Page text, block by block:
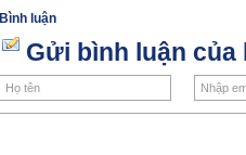
Bình luận
Gửi bình luận của